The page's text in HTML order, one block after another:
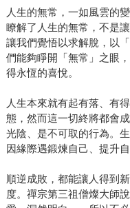
人生的無常，一如風雲的變
瞭解了人生的無常，不是
讓我們覺悟以求解脫，以
們能夠睜開「無常」之眼
得永恆的喜悅。
人生本來就有起有落、有
態，然而這一切終將都會
光陰、是不可取的行為。
因緣際遇鍛煉自己、提升自
順逆成敗，都能讓人得到
度。禪宗第三祖僧燦大師